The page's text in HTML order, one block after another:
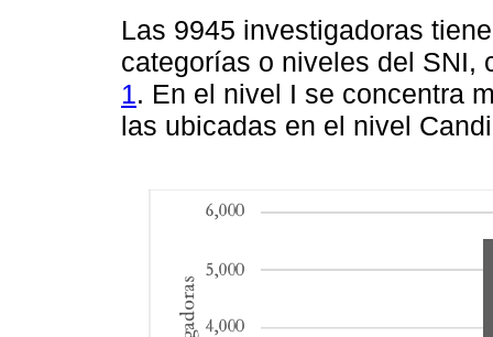
Las 9945 investigadoras
categorías o niveles del
1. En el nivel I se concentra
las ubicadas en el nivel